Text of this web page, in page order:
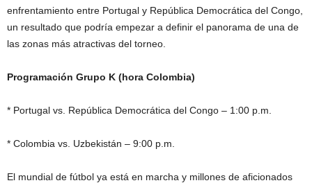
enfrentamiento entre Portugal y República Democrática del Congo,
un resultado que podría empezar a definir el panorama de una de
las zonas más atractivas del torneo.
Programación Grupo K (hora Colombia)
* Portugal vs. República Democrática del Congo – 1:00 p.m.
* Colombia vs. Uzbekistán – 9:00 p.m.
El mundial de fútbol ya está en marcha y millones de aficionados